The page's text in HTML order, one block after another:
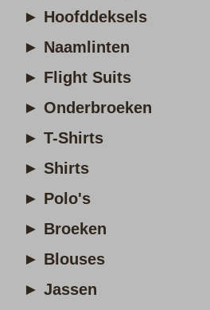
► Hoofddeksels
► Naamlinten
► Flight Suits
► Onderbroeken
► T-Shirts
► Shirts
► Polo's
► Broeken
► Blouses
► Jassen